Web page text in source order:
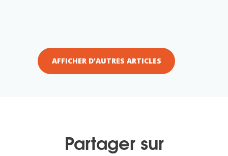
AFFICHER D'AUTRES ARTICLES
Partager sur